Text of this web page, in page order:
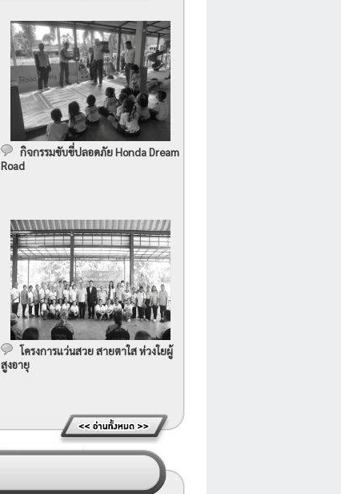
กิจกรรมขับขี่ปลอดภัย Honda Dream
Road
โครงการแว่นสวย สายตาใส ห่วงใยผู้
สูงอายุ